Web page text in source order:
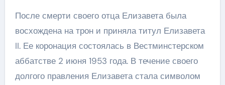
После смерти своего отца Елизавета была
восхождена на трон и приняла титул Елизавета
II. Ее коронация состоялась в Вестминстерском
аббатстве 2 июня 1953 года. В течение своего
долгого правления Елизавета стала символом